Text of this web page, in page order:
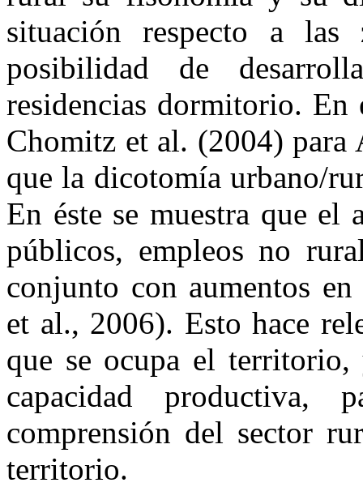
situación respecto a las
posibilidad de
residencias dormitorio. En
Chomitz et al. (2004) para
que la dicotomía urbano/
En éste se muestra que el
públicos, empleos no
conjunto con aumentos
et al., 2006). Esto hace
que se ocupa el
capacidad
comprensión del sector
territorio.